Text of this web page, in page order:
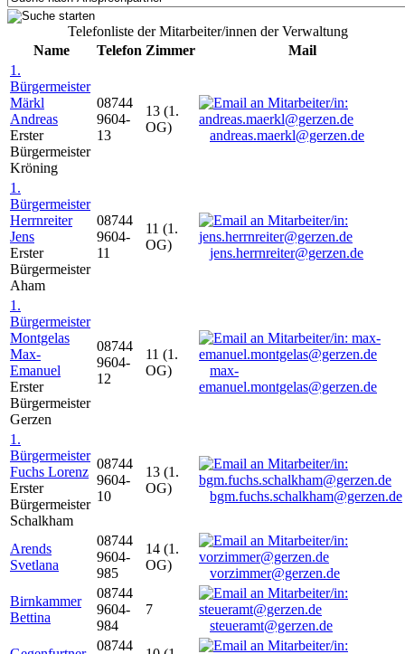
Telefonliste der Mitarbeiter/innen der Verwaltung
Name
Telefon Zimmer
Mail
1.
Bürgermeister
Märkl
Andreas
Erster
Bürgermeister
Kröning
08744
9604-
13
13 (1.
OG)
andreas.maerkl@gerzen.de
1.
Bürgermeister
Herrnreiter
Jens
Erster
Bürgermeister
Aham
08744
9604-
11
11 (1.
OG)
jens.herrnreiter@gerzen.de
1.
Bürgermeister
Montgelas
Max-
Emanuel
Erster
Bürgermeister
Gerzen
08744
9604-
12
11 (1.
OG)
max-
emanuel.montgelas@gerzen.de
1.
Bürgermeister
Fuchs Lorenz
Erster
Bürgermeister
Schalkham
08744
9604-
10
13 (1.
OG)
bgm.fuchs.schalkham@gerzen.de
Arends
Svetlana
08744
9604-
985
14 (1.
OG)
vorzimmer@gerzen.de
Birnkammer
Bettina
08744
9604-
984
7
steueramt@gerzen.de
08744